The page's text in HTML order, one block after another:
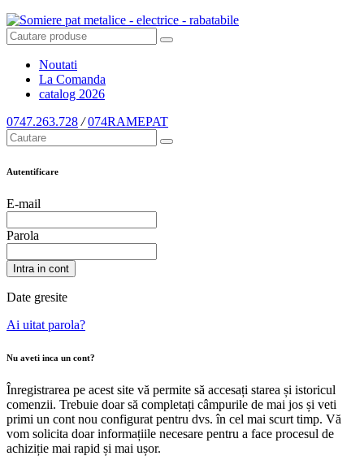
Noutati
La Comanda
catalog 2026
0747.263.728 / 074RAMEPAT
Autentificare
E-mail
Parola
Intra in cont
Date gresite
Ai uitat parola?
Nu aveti inca un cont?
Înregistrarea pe acest site vă permite să accesați starea și istoricul
comenzii. Trebuie doar să completați câmpurile de mai jos și veti
primi un cont nou configurat pentru dvs. în cel mai scurt timp. Vă
vom solicita doar informațiile necesare pentru a face procesul de
achiziție mai rapid și mai ușor.